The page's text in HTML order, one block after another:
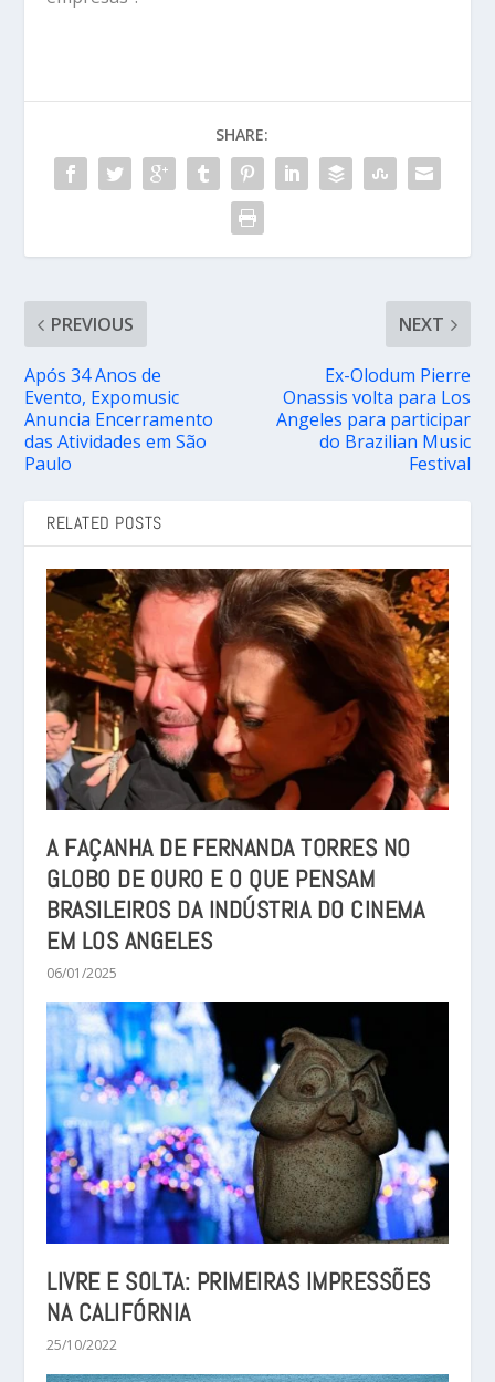
SHARE:
PREVIOUS
Após 34 Anos de
Evento, Expomusic
Anuncia Encerramento
das Atividades em São
Paulo
NEXT
Ex-Olodum Pierre
Onassis volta para Los
Angeles para participar
do Brazilian Music
Festival
RELATED POSTS
A FAÇANHA DE FERNANDA TORRES NO
GLOBO DE OURO E O QUE PENSAM
BRASILEIROS DA INDÚSTRIA DO CINEMA
EM LOS ANGELES
06/01/2025
LIVRE E SOLTA: PRIMEIRAS IMPRESSÕES
NA CALIFÓRNIA
25/10/2022